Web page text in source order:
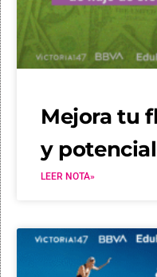
Mejora tu
y
LEER NOTA»